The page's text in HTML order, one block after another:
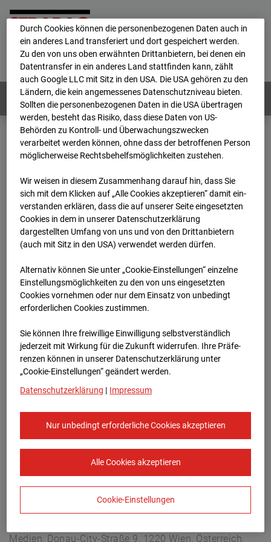
Home E-Mail Impressum
Login
Deutsch / English
Webcams: Alle Länder
Home
Deutschland
BC-170 BV-Ausbau Bonatzbau -Cam4
Archiv
2025
04 13 12:15
BC-170 BV-Ausbau
Bonatzbau -Cam4
Arnulf Klett Platz, 70173 Stuttgart
Zur Übersicht
Europe/Berlin
Medien, Donau-City-Straße 9, 1220 Wien, Österreich,
Durch Cookies können die personenbezogenen Daten auch in
ein anderes Land transferiert und dort gespeichert werden.
Zu den von uns oben erwähnten Drittanbietern, bei denen ein
Datentransfer in ein anderes Land stattfinden kann, zählt
auch Google LLC mit Sitz in den USA. Die USA gehören zu den
Ländern, die kein angemessenes Datenschutzniveau bieten.
Sollten die personenbezogenen Daten in die USA übertragen
werden, besteht das Risiko, dass diese Daten von US-
Behörden zu Kontroll- und Überwachungszwecken
verarbeitet werden können, ohne dass der betroffenen Person
möglicherweise Rechtsbehelfsmöglichkeiten zustehen.
Wir weisen in diesem Zusammenhang darauf hin, dass Sie
sich mit dem Klicken auf „Alle Cookies akzeptieren“ damit ein­
ver­standen erklären, dass die auf unserer Seite eingesetzten
Cookies in dem in unserer Datenschutzerklärung
dargestellten Umfang von uns und von den Drittanbietern
(auch mit Sitz in den USA) verwendet werden dürfen.
Alternativ können Sie unter „Cookie-Einstellungen“ einzelne
Einstellungsmöglichkeiten zu den von uns eingesetzten
Cookies vornehmen oder nur dem Einsatz von unbedingt
erforderlichen Cookies zustimmen.
Sie können Ihre freiwillige Einwilligung selbstverständlich
jederzeit mit Wirkung für die Zukunft widerrufen. Ihre Prä­fe­
renzen können in unserer Datenschutzerklärung unter
„Cookie-Einstellungen“ geändert werden.
Datenschutzerklärung | Impressum
Nur unbedingt erforderliche Cookies akzeptieren
Alle Cookies akzeptieren
Cookie-Einstellungen